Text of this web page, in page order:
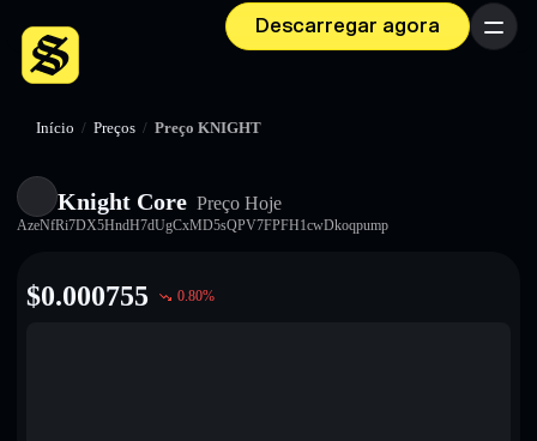
Descarregar agora Menu
Início / Preços / Preço KNIGHT
Knight Core Preço Hoje
AzeNfRi7DX5HndH7dUgCxMD5sQPV7FPFH1cwDkoqpump
$0.000755 0.80%